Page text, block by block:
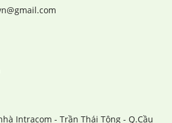
Intracom - Trần Thái Tông - Q.Cầu